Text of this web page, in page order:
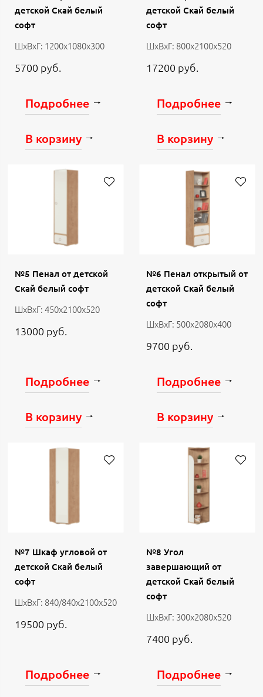
детской Скай белый
софт
ШхВхГ: 1200х1080х300
5700 руб.
Подробнее
В корзину
детской Скай белый
софт
ШхВхГ: 800х2100х520
17200 руб.
Подробнее
В корзину
№5 Пенал от детской
Скай белый софт
ШхВхГ: 450х2100х520
13000 руб.
Подробнее
В корзину
№6 Пенал открытый от
детской Скай белый
софт
ШхВхГ: 500х2080х400
9700 руб.
Подробнее
В корзину
№7 Шкаф угловой от
детской Скай белый
софт
ШхВхГ: 840/840х2100х520
19500 руб.
Подробнее
№8 Угол
завершающий от
детской Скай белый
софт
ШхВхГ: 300х2080х520
7400 руб.
Подробнее